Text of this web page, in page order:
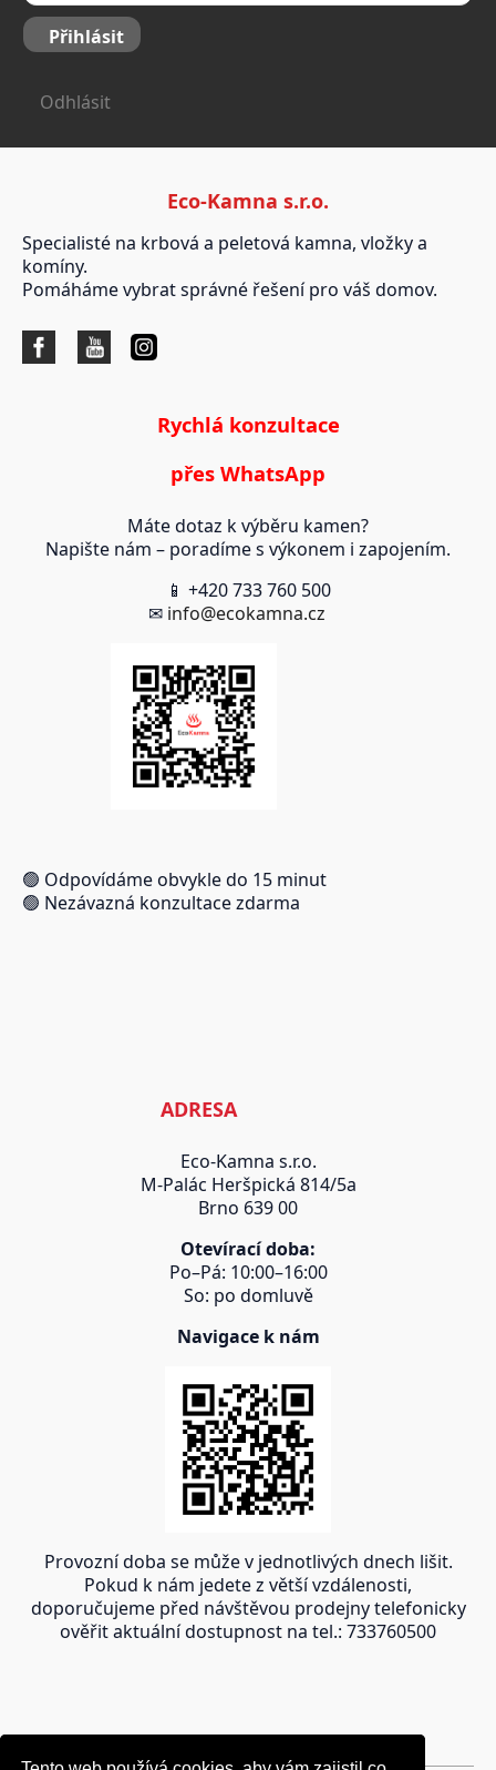
Přihlásit
Odhlásit
Eco-Kamna s.r.o.
Specialisté na krbová a peletová kamna, vložky a
komíny.
Pomáháme vybrat správné řešení pro váš domov.
Rychlá konzultace
přes WhatsApp
Máte dotaz k výběru kamen?
Napište nám – poradíme s výkonem i zapojením.
📱 +420 733 760 500
✉ info@ecokamna.cz
🟢 Odpovídáme obvykle do 15 minut
🟢 Nezávazná konzultace zdarma
ADRESA
Eco-Kamna s.r.o.
M-Palác Heršpická 814/5a
Brno 639 00
Otevírací doba:
Po–Pá: 10:00–16:00
So: po domluvě
Navigace k nám
Provozní doba se může v jednotlivých dnech lišit.
Pokud k nám jedete z větší vzdálenosti,
doporučujeme před návštěvou prodejny telefonicky
ověřit aktuální dostupnost na tel.: 733760500